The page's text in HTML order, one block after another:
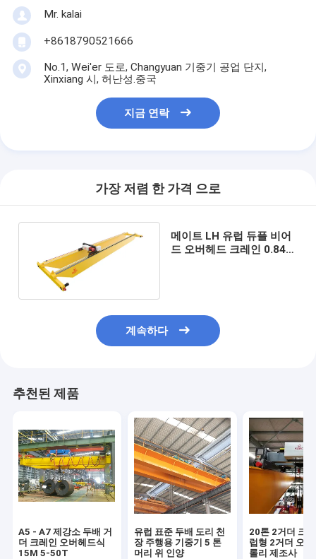
Mr. kalai
+8618790521666
No.1, Wei'er 도로, Changyuan 기중기 공업 단지,
Xinxiang 시, 허난성.중국
지금 연락
가장 저렴 한 가격 으로
메이트 LH 유럽 듀플 비어
드 오버헤드 크레인 0.84-
계속하다
추천된 제품
A5 - A7 제강소 두배 거
더 크레인 오버헤드식
15M 5-50T
유럽 표준 두배 도리 천
장 주행용 기중기 5 톤
머리 위 인양
20톤 2거더 크
럽형 2거더 오
롤리 제조사